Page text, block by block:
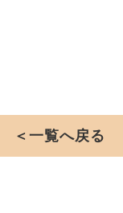
＜一覧へ戻る